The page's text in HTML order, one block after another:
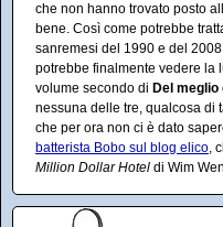
che non hanno trovato posto
bene. Così come potrebbe
sanremesi del 1990 e del
potrebbe finalmente vedere la
volume secondo di Del
nessuna delle tre, qualcosa di
che per ora non ci è dato
batterista Bobo sul blog elico,
Million Dollar Hotel di Wim